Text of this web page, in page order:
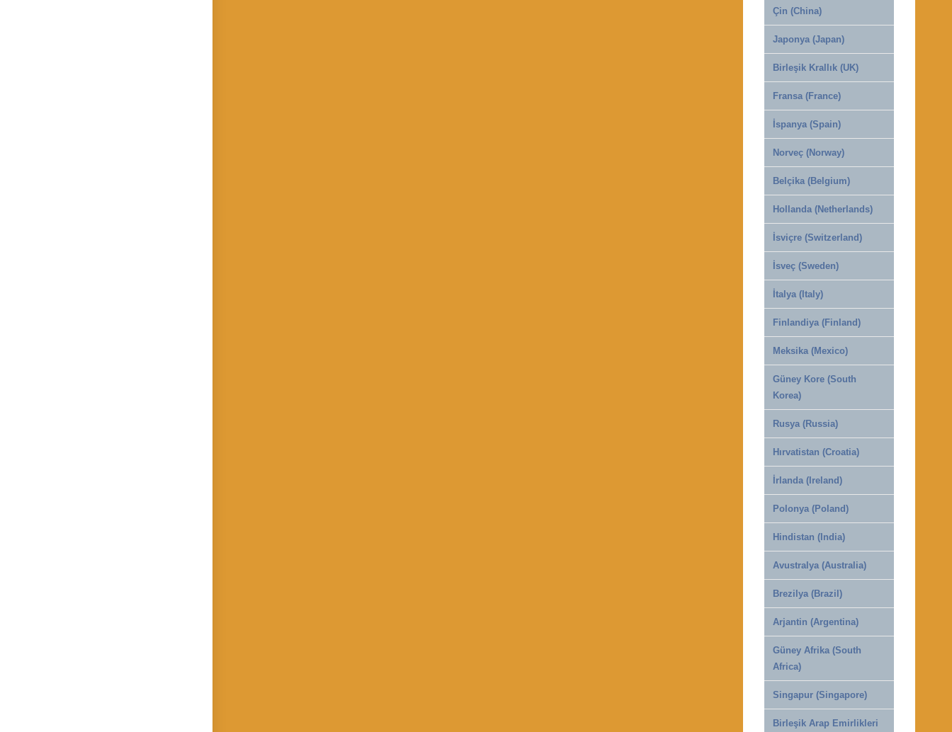
Çin (China)
Japonya (Japan)
Birleşik Krallık (UK)
Fransa (France)
İspanya (Spain)
Norveç (Norway)
Belçika (Belgium)
Hollanda (Netherlands)
İsviçre (Switzerland)
İsveç (Sweden)
İtalya (Italy)
Finlandiya (Finland)
Meksika (Mexico)
Güney Kore (South
Korea)
Rusya (Russia)
Hırvatistan (Croatia)
İrlanda (Ireland)
Polonya (Poland)
Hindistan (India)
Avustralya (Australia)
Brezilya (Brazil)
Arjantin (Argentina)
Güney Afrika (South
Africa)
Singapur (Singapore)
Birleşik Arap Emirlikleri